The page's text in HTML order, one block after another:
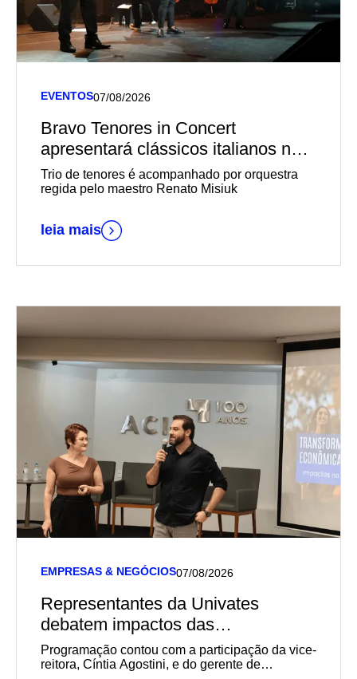
EVENTOS07/08/2026
Bravo Tenores in Concert
apresentará clássicos italianos no
Teatro Univates
Trio de tenores é acompanhado por orquestra
regida pelo maestro Renato Misiuk
leia mais
EMPRESAS & NEGÓCIOS07/08/2026
Representantes da Univates
debatem impactos das
transformações sociais,
econômicas e geracionais na
Programação contou com a participação da vice-
reitora, Cíntia Agostini, e do gerente de